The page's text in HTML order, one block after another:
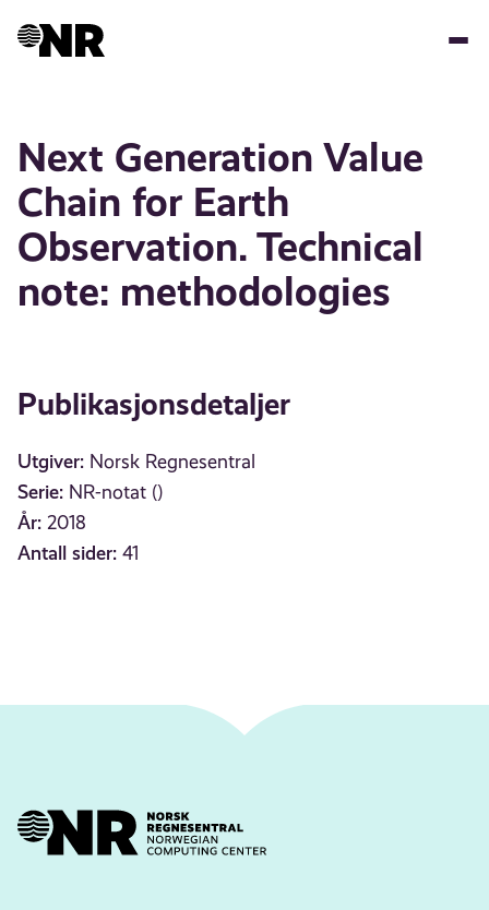
Next Generation Value
Chain for Earth
Observation. Technical
note: methodologies
Publikasjonsdetaljer
Utgiver: Norsk Regnesentral
Serie: NR-notat ()
År: 2018
Antall sider: 41